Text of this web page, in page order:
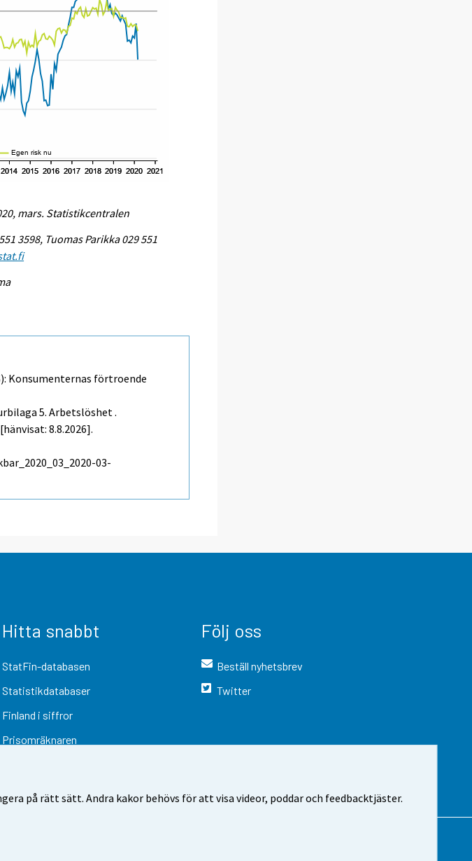
på rätt sätt. Andra kakor behövs för att visa videor, poddar och feedbacktjäster.
mars. Statistikcentralen
3598, Tuomas Parikka 029 551
Konsumenternas förtroende
5. Arbetslöshet .
8.8.2026].
03-
Hitta snabbt
StatFin-databasen
Statistikdatabaser
Finland i siffror
Prisomräknaren
Följ oss
Beställ nyhetsbrev
Twitter